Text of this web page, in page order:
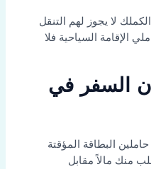
لا يجوز لهم التنقل
الإقامة السياحية فلا
السفر في
البطاقة المؤقتة
منك مالاً مقابل